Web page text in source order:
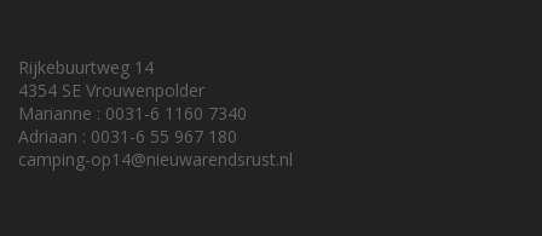
Rijkebuurtweg 14
4354 SE Vrouwenpolder
Marianne : 0031-6 1160 7340
Adriaan : 0031-6 55 967 180
camping-op14@nieuwarendsrust.nl